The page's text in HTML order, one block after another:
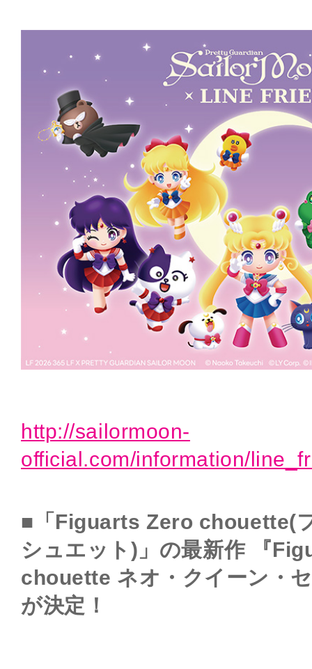
http://sailormoon-
official.com/information/
■「Figuarts Zero chouette(
シュエット)」の最新作 『
chouette ネオ・クイーン・
が決定！